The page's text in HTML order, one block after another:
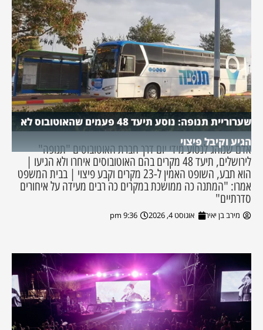
שערוריית תנופה: נוסע תיעד 48 פעמים שהאוטובוס לא
הגיע וקיבל פיצוי
אדם שנוהג לנסוע מידי יום דרך חברת האוטובוסים "תנופה"
לירושלים, תיעד 48 מקרים בהם האוטובוסים איחרו ולא הגיעו |
הוא תבע, השופט האמין ל-23 מקרים וקבע פיצוי | בבית המשפט
אמרו: "המתנה כה ממושכת במקרים כה רבים מעידה על איחורים
סדרתיים"
מירב בן יאיר אוגוסט 4, 2026 9:36 pm